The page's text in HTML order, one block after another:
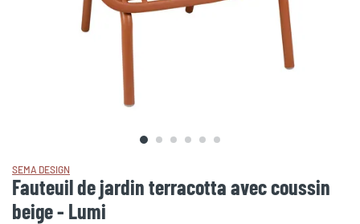
SEMA DESIGN
Fauteuil de jardin terracotta avec coussin
beige - Lumi